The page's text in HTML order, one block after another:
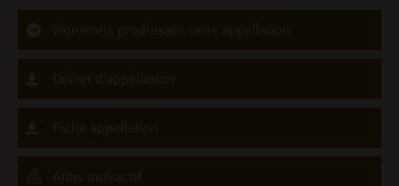
Vignerons produisant cette appellation
Décret d'appellation
Fiche appellation
Atlas intéractif